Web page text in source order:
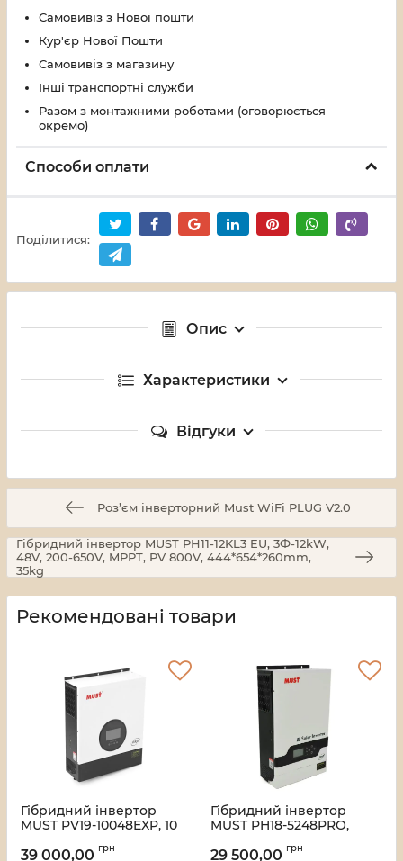
Самовивіз з Нової пошти
Кур'єр Нової Пошти
Самовивіз з магазину
Інші транспортні служби
Разом з монтажними роботами (оговорюється
окремо)
Способи оплати
Поділитися:
Опис
Характеристики
Відгуки
Роз’єм інверторний Must WiFi PLUG V2.0
Гібридний інвертор MUST PH11-12KL3 EU, 3Ф-12kW,
48V, 200-650V, MPPT, PV 800V, 444*654*260mm,
35kg
Рекомендовані товари
Гібридний інвертор
MUST PV19-10048EXP, 10
150 А, однофазний, 90–
39 000,00 грн
Гібридний інвертор
MUST PH18-5248PRO,
1-60А, 160-275V, MPPT
29 500,00 грн